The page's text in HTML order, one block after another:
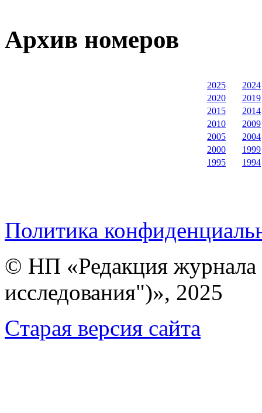
Архив номеров
2025
2024
2020
2019
2015
2014
2010
2009
2005
2004
2000
1999
1995
1994
Политика
© НП «Редакция
исследования")», 2025
Cтарая версия сайта